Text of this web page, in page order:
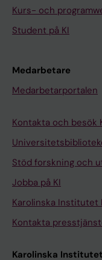
Kurs- och
Student på KI
Medarbetare
Medarbetarportalen
Kontakta och besök
Stöd forskning och
Jobba på KI
Karolinska Institutet
Kontakta
Karolinska Institutet